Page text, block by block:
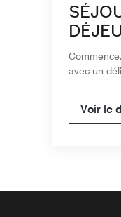
avec un
Voir le